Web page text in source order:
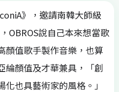
》，邀請南韓大師級
OBROS說自己本來想當歌
顏值歌手製作音樂，也算
綸顏值及才華兼具，「創
也具藝術家的風格。」